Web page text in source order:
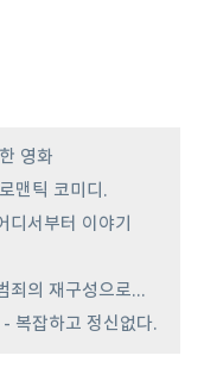
영화
맨틱 코미디.
디서부터 이야기
죄의 재구성으로...
복잡하고 정신없다.